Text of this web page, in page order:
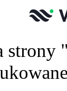
strony